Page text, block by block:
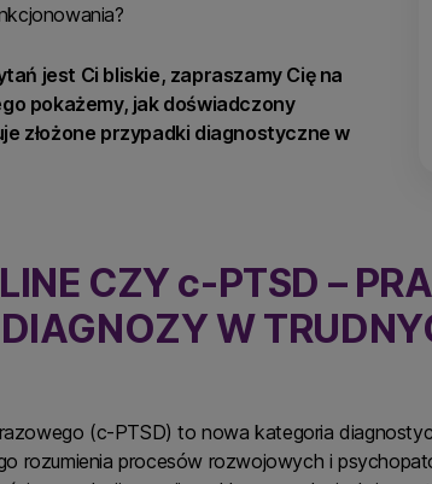
jest Ci bliskie, zapraszamy Cię na
pokażemy, jak doświadczony
złożone przypadki diagnostyczne w
CZY c-PTSD –
DIAGNOZY W
(c-PTSD) to nowa kategoria
rozumienia procesów rozwojowych i